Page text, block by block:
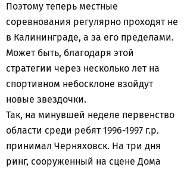
Поэтому теперь местные
соревнования регулярно проходят не
в Калининграде, а за его пределами.
Может быть, благодаря этой
стратегии через несколько лет на
спортивном небосклоне взойдут
новые звездочки.
Так, на минувшей неделе первенство
области среди ребят 1996-1997 г.р.
принимал Черняховск. На три дня
ринг, сооруженный на сцене Дома